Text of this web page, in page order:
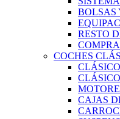
BOLSAS
RESTO
COCHES
CAJAS